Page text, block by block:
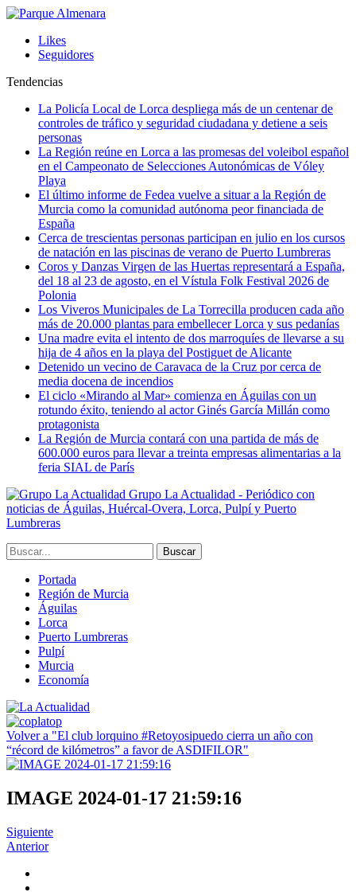
Likes
Seguidores
Tendencias
La Policía Local de Lorca despliega más de un centenar de
controles de tráfico y seguridad ciudadana y detiene a seis
personas
La Región reúne en Lorca a las promesas del voleibol español
en el Campeonato de Selecciones Autonómicas de Vóley
Playa
El último informe de Fedea vuelve a situar a la Región de
Murcia como la comunidad autónoma peor financiada de
España
Cerca de trescientas personas participan en julio en los cursos
de natación en las piscinas de verano de Puerto Lumbreras
Coros y Danzas Virgen de las Huertas representará a España,
del 18 al 23 de agosto, en el Vístula Folk Festival 2026 de
Polonia
Los Viveros Municipales de La Torrecilla producen cada año
más de 20.000 plantas para embellecer Lorca y sus pedanías
Una madre evita el intento de dos marroquíes de llevarse a su
hija de 4 años en la playa del Postiguet de Alicante
Detenido un vecino de Caravaca de la Cruz por cerca de
media docena de incendios
El ciclo «Mirando al Mar» comienza en Águilas con un
rotundo éxito, teniendo al actor Ginés García Millán como
protagonista
La Región de Murcia contará con una partida de más de
600.000 euros para llevar a treinta empresas alimentarias a la
feria SIAL de París
Grupo La Actualidad - Periódico con
noticias de Águilas, Huércal-Overa, Lorca, Pulpí y Puerto
Lumbreras
Portada
Región de Murcia
Águilas
Lorca
Puerto Lumbreras
Pulpí
Murcia
Economía
Volver a "El club lorquino #Retoyosipuedo cierra un año con
“récord de kilómetros” a favor de ASDIFILOR"
IMAGE 2024-01-17 21:59:16
Siguiente
Anterior